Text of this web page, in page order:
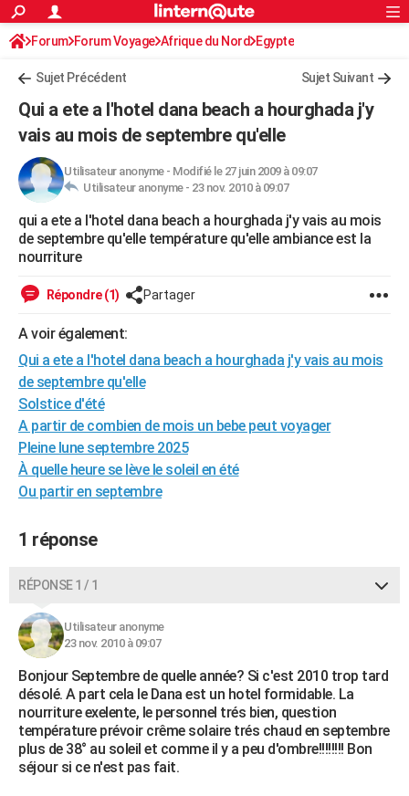
ACTUALITÉS
Politique
Société
Faits Divers
Education
Monde
Villes
+
Programme TV
Streaming
Cinéma
Sorties cinéma
Musique
FINANCE
Retraite
Impôts
Epargne
Immobilier
Risques naturels par ville
Banque
Assurance
Crédit
AUTO
Essais
Réserver un essai
Citadines
Berlines
SUV
Forum auto
HIGH-TECH
Mobiles
Meilleur smartphone
Internet
Ordinateurs
Jeux vidéo
Guide high-tech
+BRICOLAGE
WEEK-END
Art de vivre
Bien-être
Loisirs
Mode
Modes de vie
SANTE
Alimentation
Guide de la santé
Maladies
Médicaments
Sommeil
VOYAGE
Destinations
City break
Voyage nature
Voyage de noces
Forum
Climat
+PHOTO
GUIDES D'ACHAT
CARTE DE VOEUX
Carte de Noël
Carte Bonne année
Carte Saint-Valentin
Carte Pâques
Carte d'anniversaire
DICTIONNAIRE
Dictionnaire
Biographies
Citations
Expressions
Proverbes
PROGRAMME TV
COPAINS D'AVANT
S'inscrire
Se connecter
Lycées
Collèges
Primaires
Universités
Entreprises
Service militaire
Avis de recherche
AVIS DE DÉCÈS
FORUM
Bricolage
Lifestyle
Culture
Sport
Auto
Television
Voyage
Cinema
S'inscrire
Connexion
Forum Forum Voyage Afrique du Nord Egypte
Sujet Précédent Sujet Suivant
Qui a ete a l'hotel dana beach a hourghada j'y
vais au mois de septembre qu'elle
Utilisateur anonyme- Modifié le 27 juin 2009 à 09:07
Utilisateur anonyme - 23 nov. 2010 à 09:07
qui a ete a l'hotel dana beach a hourghada j'y vais au mois
de septembre qu'elle température qu'elle ambiance est la
nourriture
Répondre (1) Partager
A voir également:
Qui a ete a l'hotel dana beach a hourghada j'y vais au mois
de septembre qu'elle
Solstice d'été
A partir de combien de mois un bebe peut voyager
Pleine lune septembre 2025
À quelle heure se lève le soleil en été
Ou partir en septembre
1 réponse
RÉPONSE 1 / 1
Utilisateur anonyme
23 nov. 2010 à 09:07
Bonjour Septembre de quelle année? Si c'est 2010 trop tard
désolé. A part cela le Dana est un hotel formidable. La
nourriture exelente, le personnel trés bien, question
température prévoir crême solaire trés chaud en septembre
plus de 38° au soleil et comme il y a peu d'ombre!!!!!!!! Bon
séjour si ce n'est pas fait.